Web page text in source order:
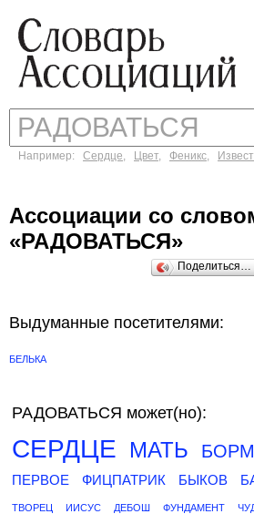
Например: Сердце, Цвет, Феникс,
Ассоциации со
«РАДОВАТЬСЯ»
Поделиться…
Выдуманные посетителями:
БЕЛЬКА
РАДОВАТЬСЯ может(но):
СЕРДЦЕ МАТЬ
ПЕРВОЕ ФИЦПАТРИК БЫКОВ
ТВОРЕЦ ИИСУС ДЕБОШ ФУНДАМЕНТ